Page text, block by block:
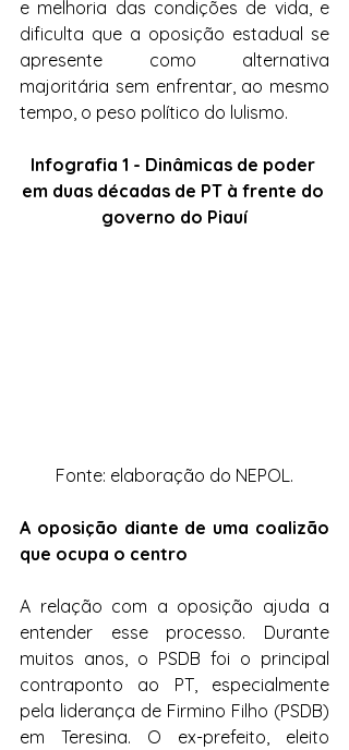
e melhoria das condições de vida, e
dificulta que a oposição estadual se
apresente como alternativa
majoritária sem enfrentar, ao mesmo
tempo, o peso político do lulismo.
Infografia 1 - Dinâmicas de poder
em duas décadas de PT à frente do
governo do Piauí
Fonte: elaboração do NEPOL.
A oposição diante de uma coalizão
que ocupa o centro
A relação com a oposição ajuda a
entender esse processo. Durante
muitos anos, o PSDB foi o principal
contraponto ao PT, especialmente
pela liderança de Firmino Filho (PSDB)
em Teresina. O ex-prefeito, eleito